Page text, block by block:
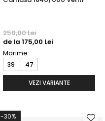
250,00 Lei
de la 175,00 Lei
Marime:
39 47
VEZI VARIANTE
-30%